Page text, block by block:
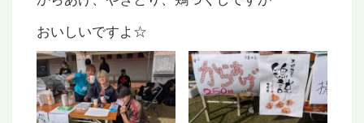
おいしいですよ☆